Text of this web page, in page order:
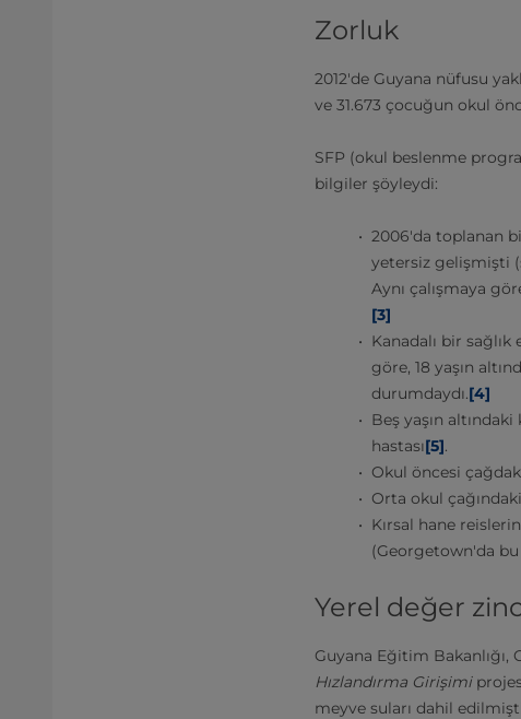
Zorluk
2012'de Guyana nüfusu
ve 31.673 çocuğun okul
SFP (okul beslenme
bilgiler şöyleydi:
2006'da toplanan
yetersiz gelişmişti
Aynı çalışmaya
[3]
Kanadalı bir
göre, 18 yaşın
durumdaydı.[4]
Beş yaşın
hastası[5].
Okul öncesi
Orta okul
Kırsal hane
(Georgetown'da
Yerel değer
Guyana Eğitim Bakanlığı,
Hızlandırma Girişimi
meyve suları dahil